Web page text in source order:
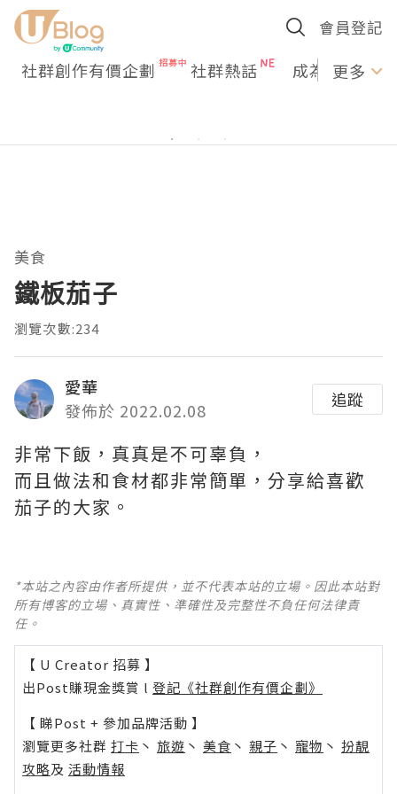
會員登記
社群創作有價企劃 社群熱話 成為U更多
美食
鐵板茄子
瀏覽次數:234
愛華
發佈於 2022.02.08
追蹤
非常下飯，真真是不可辜負，
而且做法和食材都非常簡單，分享給喜歡
茄子的大家。 ​​​
*本站之內容由作者所提供，並不代表本站的立場。因此本站對
所有博客的立場、真實性、準確性及完整性不負任何法律責
任。
【 U Creator 招募 】
出Post賺現金獎賞 l 登記《社群創作有價企劃》
【 睇Post + 參加品牌活動 】
瀏覽更多社群 打卡 丶 旅遊 丶 美食 丶 親子 丶 寵物 丶 扮靚
攻略及 活動情報